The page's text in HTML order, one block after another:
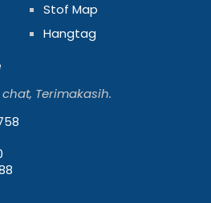
Stof Map
Hangtag
Terimakasih.